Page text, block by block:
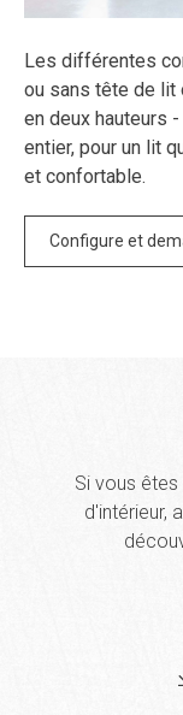
Les différentes
ou sans tête de lit
en deux hauteurs
entier, pour un lit
et confortable.
Configure et
Si vous
d'intérieur,